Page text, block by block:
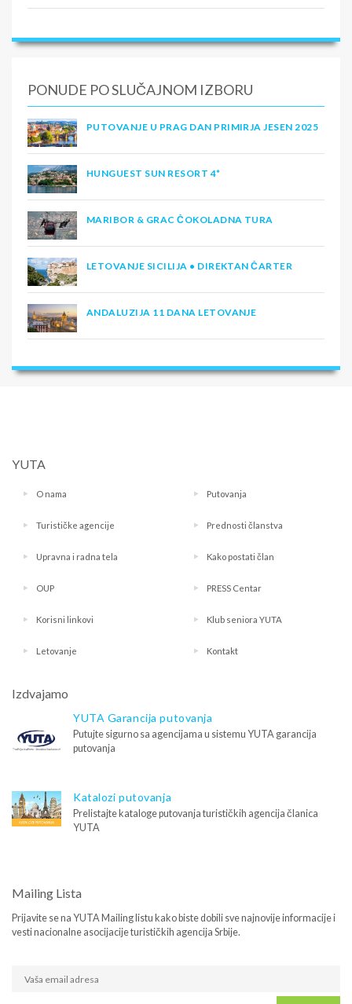
PONUDE PO SLUČAJNOM IZBORU
PUTOVANJE U PRAG DAN PRIMIRJA JESEN 2025
HUNGUEST SUN RESORT 4*
MARIBOR & GRAC ČOKOLADNA TURA
LETOVANJE SICILIJA • DIREKTAN ČARTER
ANDALUZIJA 11 DANA LETOVANJE
YUTA
O nama Putovanja
Turističke agencije Prednosti članstva
Upravna i radna tela Kako postati član
OUP PRESS Centar
Korisni linkovi Klub seniora YUTA
Letovanje Kontakt
Izdvajamo
YUTA Garancija putovanja
Putujte sigurno sa agencijama u sistemu YUTA garancija
putovanja
Katalozi putovanja
Prelistajte kataloge putovanja turističkih agencija članica
YUTA
Mailing Lista
Prijavite se na YUTA Mailing listu kako biste dobili sve najnovije informacije i
vesti nacionalne asocijacije turističkih agencija Srbije.